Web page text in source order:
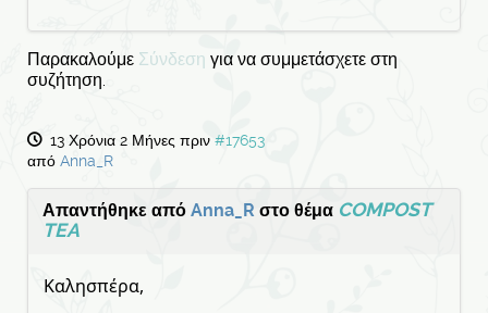
Παρακαλούμε Σύνδεση για να συμμετάσχετε στη
συζήτηση.
13 Χρόνια 2 Μήνες πριν #17653
από Anna_R
Απαντήθηκε από Anna_R στο θέμα COMPOST
TEA
Καλησπέρα,